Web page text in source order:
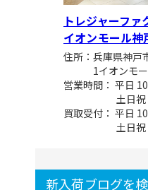
トレジャーファ
イオンモール神
住所：兵庫県神戸
1イオンモ
営業時間： 平日
土日
買取受付： 平日
土日
新入荷ブログを